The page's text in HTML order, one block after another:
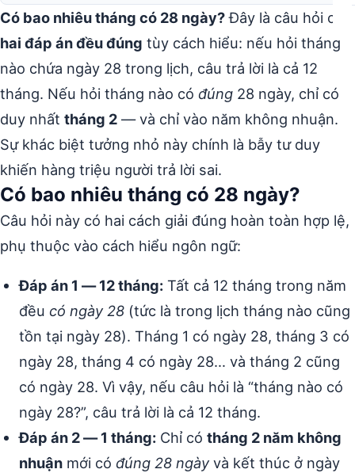
Có bao nhiêu tháng có 28 ngày?Đây là câu hỏi có
hai đáp án đều đúng tùy cách hiểu: nếu hỏi tháng
nào chứa ngày 28 trong lịch, câu trả lời là cả 12
tháng. Nếu hỏi tháng nào có đúng 28 ngày, chỉ có
duy nhất tháng 2 — và chỉ vào năm không nhuận.
Sự khác biệt tưởng nhỏ này chính là bẫy tư duy
khiến hàng triệu người trả lời sai.
Có bao nhiêu tháng có 28 ngày?
Câu hỏi này có hai cách giải đúng hoàn toàn hợp lệ,
phụ thuộc vào cách hiểu ngôn ngữ:
Đáp án 1 — 12 tháng: Tất cả 12 tháng trong năm
đều có ngày 28 (tức là trong lịch tháng nào cũng
tồn tại ngày 28). Tháng 1 có ngày 28, tháng 3 có
ngày 28, tháng 4 có ngày 28… và tháng 2 cũng
có ngày 28. Vì vậy, nếu câu hỏi là “tháng nào có
ngày 28?”, câu trả lời là cả 12 tháng.
Đáp án 2 — 1 tháng: Chỉ có tháng 2 năm không
nhuận mới có đúng 28 ngàyvà kết thúc ở ngày